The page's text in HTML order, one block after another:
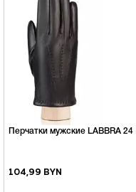
Перчатки мужские LABBRA 24
104,99 BYN